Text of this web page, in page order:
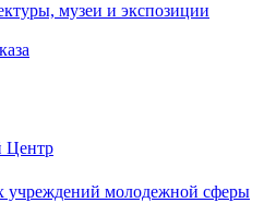
музеи и экспозиции
Центр
молодежной сферы